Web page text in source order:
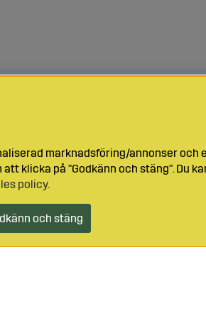
marknadsföring/annonser och
klicka på "Godkänn och stäng". Du
policy.
och stäng